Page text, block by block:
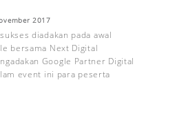
2017
diadakan pada awal
bersama Next Digital
Google Partner Digital
event ini para peserta